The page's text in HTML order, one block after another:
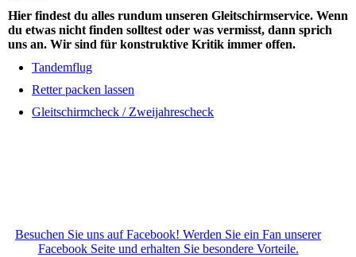
Hier findest du alles rundum unseren Gleitschirmservice. Wenn
du etwas nicht finden solltest oder was vermisst, dann sprich
uns an. Wir sind für konstruktive Kritik immer offen.
Tandemflug
Retter packen lassen
Gleitschirmcheck / Zweijahrescheck
Besuchen Sie uns auf Facebook! Werden Sie ein Fan unserer
Facebook Seite und erhalten Sie besondere Vorteile.